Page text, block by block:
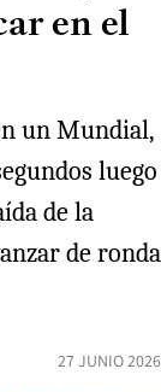
en el
un Mundial,
luego
de la
de ronda
27 JUNIO 2026